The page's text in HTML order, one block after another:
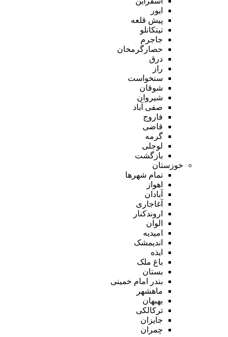
ایور
پیش قلعه
تیتکانلو
جاجرم
حصارگرمخان
درق
راز
سنخواست
شوقان
شیروان
صفی آباد
فاروج
قاضی
گرمه
لوجلی
بازگشت
خوزستان
تمام شهر‌ها
اهواز
آبادان
آغاجاری
اروندکنار
الوان
امیدیه
اندیمشک
ایذه
باغ ملک
بستان
بندر امام خمینی
ماهشهر
بهبهان
ترکالکی
جایزان
چمران